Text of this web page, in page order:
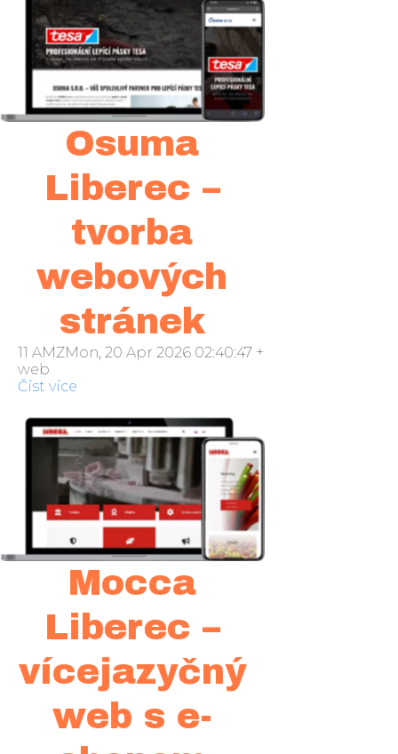
Osuma
Liberec –
tvorba
webových
stránek
11 AMZMon, 20 Apr 2026 02:40:47 +000040pondělí
web
Číst více
Mocca
Liberec –
vícejazyčný
web s e-